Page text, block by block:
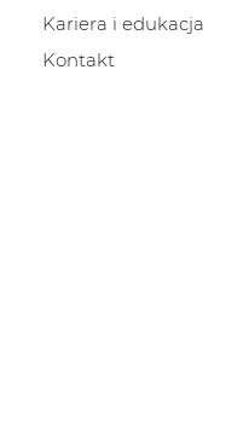
Kariera i edukacja
Kontakt